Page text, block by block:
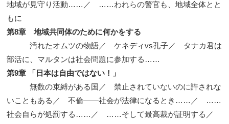
地域が見守り活動……／ ……われらの警官も、地域全体とと
もに
第8章 地域共同体のために何かをする
汚れたオムツの物語／ ケネディvs孔子／ タナカ君は
部活に、マルタンは社会問題に参加する……
第9章 「日本は自由ではない！」
無数の束縛がある国／ 禁止されていないのに許されな
いこともある／ 不倫——社会が法律になるとき……／ ……
社会自らが処罰する……／ ……そして最高裁が証明する／